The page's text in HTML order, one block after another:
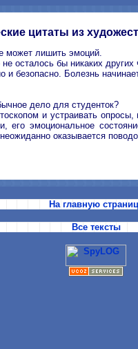
цитаты из
может лишить эмоций.
бы никаких
безопасно. Болезнь
дело для студенток?
и устраивать
эмоциональное
оказывается
На главную
Все тексты